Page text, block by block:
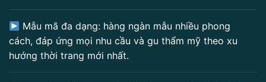
Mẫu mã đa dạng: hàng ngàn mẫu nhiều phong
cách, đáp ứng mọi nhu cầu và gu thẩm mỹ theo xu
hướng thời trang mới nhất.